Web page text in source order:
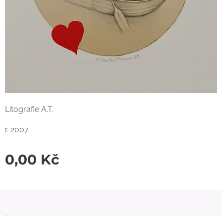
Litografie A.T.
r. 2007
0,00 Kč